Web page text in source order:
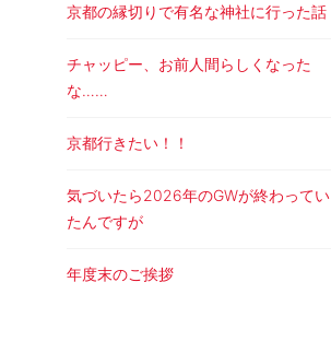
京都の縁切りで有名な神社に行った話
チャッピー、お前人間らしくなった
な……
京都行きたい！！
気づいたら2026年のGWが終わってい
たんですが
年度末のご挨拶